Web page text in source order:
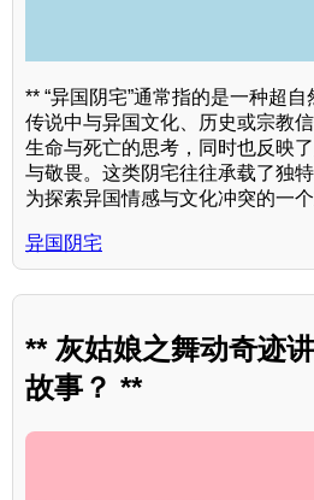
** “异国阴宅”通常指的是一种超自
传说中与异国文化、历史或宗教
生命与死亡的思考，同时也反映
与敬畏。这类阴宅往往承载了独
为探索异国情感与文化冲突的一个
异国阴宅
** 灰姑娘之舞动奇迹
故事？ **